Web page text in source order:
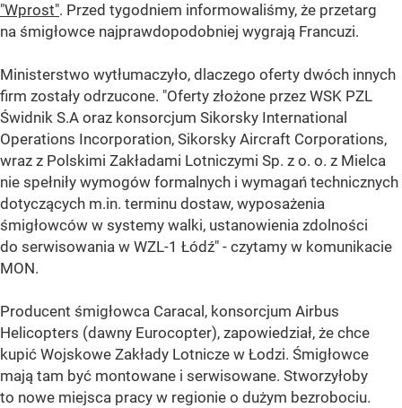
"Wprost". Przed tygodniem informowaliśmy, że przetarg
na śmigłowce najprawdopodobniej wygrają Francuzi.
Ministerstwo wytłumaczyło, dlaczego oferty dwóch innych
firm zostały odrzucone. "Oferty złożone przez WSK PZL
Świdnik S.A oraz konsorcjum Sikorsky International
Operations Incorporation, Sikorsky Aircraft Corporations,
wraz z Polskimi Zakładami Lotniczymi Sp. z o. o. z Mielca
nie spełniły wymogów formalnych i wymagań technicznych
dotyczących m.in. terminu dostaw, wyposażenia
śmigłowców w systemy walki, ustanowienia zdolności
do serwisowania w WZL-1 Łódź" - czytamy w komunikacie
MON.
Producent śmigłowca Caracal, konsorcjum Airbus
Helicopters (dawny Eurocopter), zapowiedział, że chce
kupić Wojskowe Zakłady Lotnicze w Łodzi. Śmigłowce
mają tam być montowane i serwisowane. Stworzyłoby
to nowe miejsca pracy w regionie o dużym bezrobociu.